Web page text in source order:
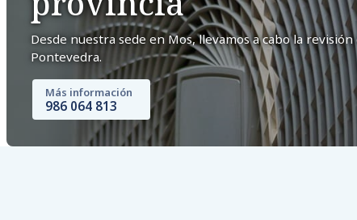
Desde nuestra sede en Mos, llevamos a cabo la
Pontevedra.
Más información
986 064 813